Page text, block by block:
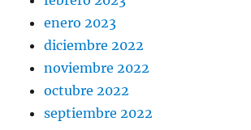
enero 2023
diciembre 2022
noviembre 2022
octubre 2022
septiembre 2022